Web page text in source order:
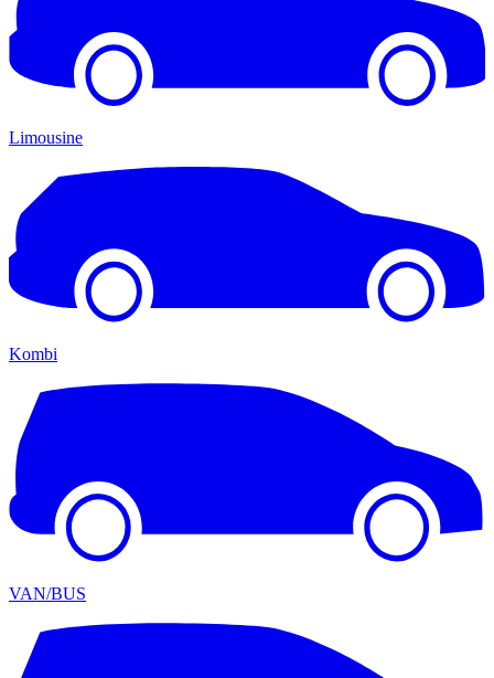
Limousine
Kombi
VAN/BUS